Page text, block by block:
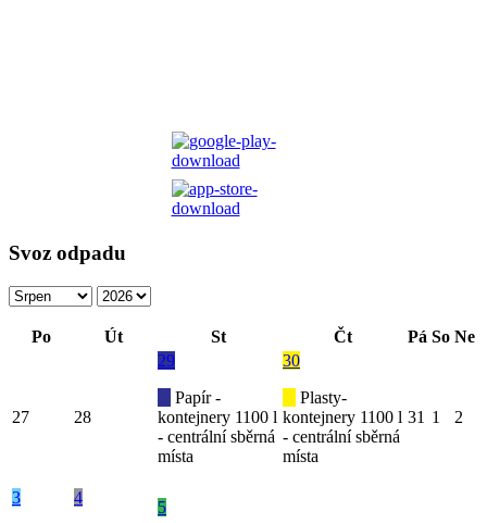
Svoz odpadu
Po Út St Čt Pá So Ne
27 28
29
Papír -
kontejnery 1100 l
- centrální sběrná
místa
30
Plasty-
kontejnery 1100 l
- centrální sběrná
místa
31 1 2
3
4
5